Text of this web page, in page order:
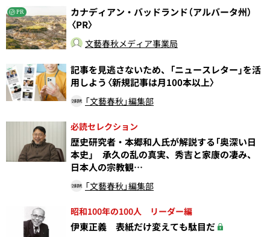
PR
カナディアン・バッドランド（アルバータ州）
〈PR〉
文藝春秋メディア事業局
記事を見逃さないため、「ニュースレター」を活
用しよう〈新規記事は月100本以上〉
「文藝春秋」編集部
必読セレクション
歴史研究者・本郷和人氏が解説する「奥深い日
本史」 承久の乱の真実、秀吉と家康の凄み、
日本人の宗教観…
「文藝春秋」編集部
昭和100年の100人 リーダー編
伊東正義 表紙だけ変えても駄目だ